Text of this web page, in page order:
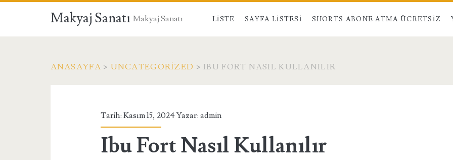
Makyaj Sanatı Makyaj Sanatı LISTE SAYFA LISTESI SHORTS ABONE ATMA ÜCRETSIZ
ANASAYFA > UNCATEGORIZED >IBU FORT NASIL KULLANILIR
Tarih: Kasım 15, 2024 Yazar:admin
Ibu Fort Nasıl Kullanılır